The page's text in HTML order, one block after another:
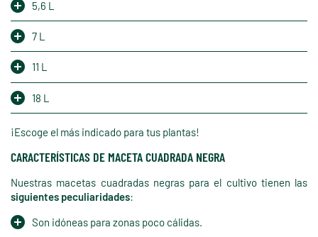
5,6 L
7 L
11 L
18 L
¡Escoge el más indicado para tus plantas!
CARACTERÍSTICAS DE MACETA CUADRADA NEGRA
Nuestras macetas cuadradas negras para el cultivo tienen las
siguientes peculiaridades:
Son idóneas para zonas poco cálidas.